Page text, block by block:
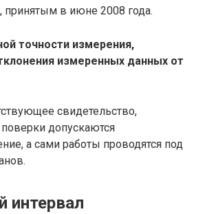
, принятым в июне 2008 года.
точности измерения,
измеренных данных от
свидетельство,
допускаются
а сами работы проводятся под
интервал